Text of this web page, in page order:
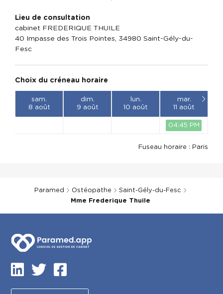
DU méditation et santé
Lieu de consultation
cabinet FREDERIQUE THUILE
40 Impasse des Trois Pointes, 34980 Saint-Gély-du-
Fesc
Choix du créneau horaire
sam.
8 août
dim.
9 août
lun.
10 août
mar.
11 août
04:45 PM
Fuseau horaire : Paris
Paramed Ostéopathe
Saint-Gély-du-Fesc
Mme Frederique Thuile